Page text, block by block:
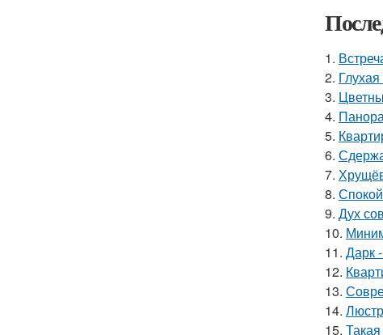
1.
2.
3.
4.
5.
6.
7.
8.
9. Дух
10.
11. Дарк
12.
13.
14.
15.